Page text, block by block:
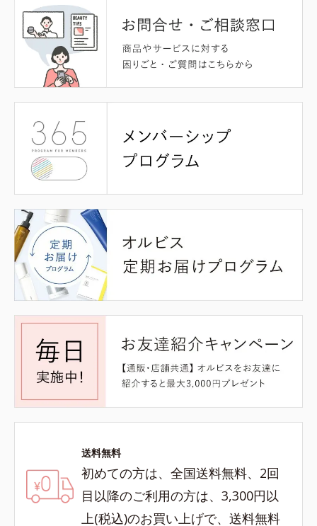
送料無料
初めての方は、全国送料無料、2回
目以降のご利用の方は、3,300円以
上(税込)のお買い上げで、送料無料